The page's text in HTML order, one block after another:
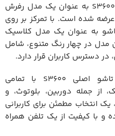
گوشی سامسونگ تاشو اصلی S3600 به عنوان یک مدل رفرش
شده است. با تمرکز بر روی
به عنوان یک مدل کلاسیک
در چهار رنگ متنوع، شامل
دسترس کاربران قرار دارد.
در کل، گوشی سامسونگ تاشو اصلی S3600 با تمامی
جمله دوربین، بلوتوث، و
انتخاب مطمئن برای کاربرانی
و با کیفیت از یک تلفن همراه